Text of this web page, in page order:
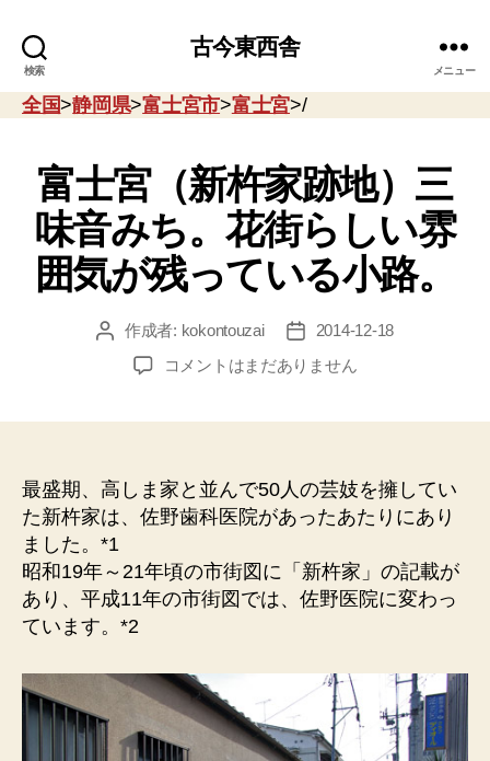
検索
古今東西舎
メニュー
全国>静岡県>富士宮市>富士宮>/
富士宮（新杵家跡地）三
味音みち。花街らしい雰
囲気が残っている小路。
投 作成者: kokontouzai
投
稿
日
2014-12-18
富
家
跡
地）
味
音
花
街
し
コメントはまだありません
最盛期、高しま家と並んで50人の芸妓を擁してい
た新杵家は、佐野歯科医院があったあたりにあり
ました。*1
昭和19年～21年頃の市街図に「新杵家」の記載が
あり、平成11年の市街図では、佐野医院に変わっ
ています。*2